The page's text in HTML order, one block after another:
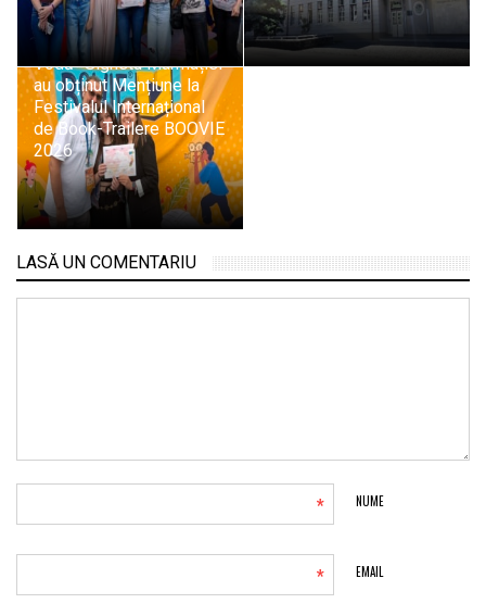
Elevii Colegiului „Dragoș
Vodă” Sighetu Marmației
au obținut Mențiune la
Festivalul Internațional
de Book-Trailere BOOVIE
2026
LASĂ UN COMENTARIU
NUME
*
EMAIL
*